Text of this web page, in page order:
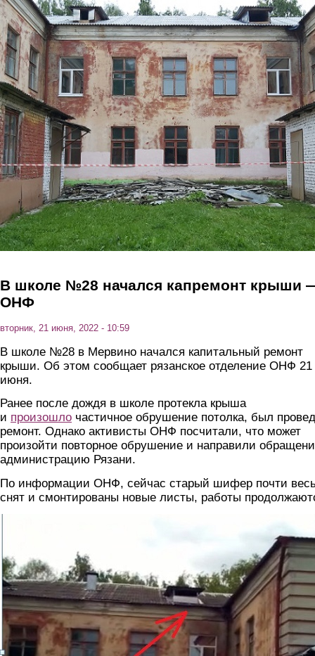
Перейти к основному содержанию
В школе №28 начался капремонт крыши
ОНФ
вторник, 21 июня, 2022 - 10:59
В школе №28 в Мервино начался капитальный ремонт
крыши. Об этом сообщает рязанское отделение ОНФ 21
июня.
Ранее после дождя в школе протекла крыша
и произошло частичное обрушение потолка, был
ремонт. Однако активисты ОНФ посчитали, что может
произойти повторное обрушение и направили
администрацию Рязани.
По информации ОНФ, сейчас старый шифер почти
снят и смонтированы новые листы, работы